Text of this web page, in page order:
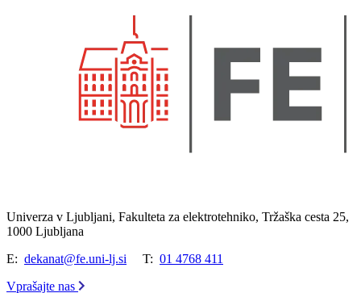
Univerza v Ljubljani, Fakulteta za elektrotehniko, Tržaška cesta 25,
1000 Ljubljana
E: dekanat@fe.uni-lj.si T: 01 4768 411
Vprašajte nas